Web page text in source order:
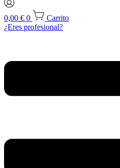
0,00 € 0
Carrito
¿Eres profesional?